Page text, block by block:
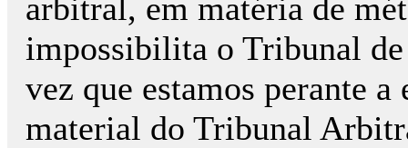
arbitral, em matéria de
impossibilita o Tribunal
vez que estamos perante
material do Tribunal